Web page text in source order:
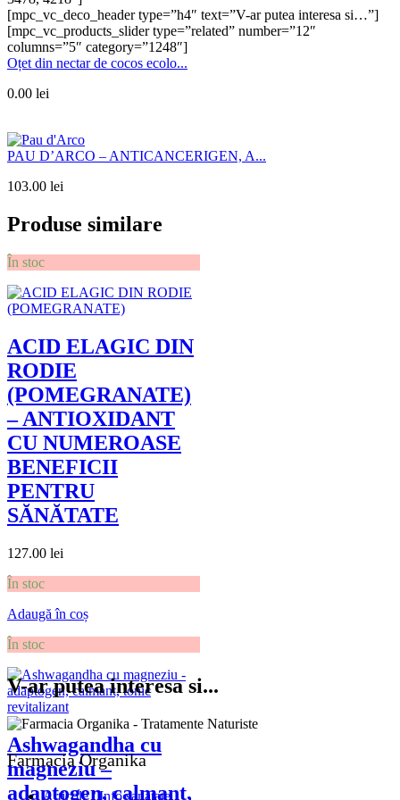
[mpc_vc_deco_header type=”h4″ text=”V-ar putea interesa si…”]
[mpc_vc_products_slider type=”related” number=”12″
columns=”5″ category=”1248″]
Oțet din nectar de cocos ecolo...
0.00 lei
PAU D’ARCO – ANTICANCERIGEN, A...
103.00 lei
Produse similare
În stoc
ACID ELAGIC DIN
RODIE
(POMEGRANATE)
– ANTIOXIDANT
CU NUMEROASE
BENEFICII
PENTRU
SĂNĂTATE
127.00 lei
În stoc
Adaugă în coș
În stoc
Ashwagandha cu
magneziu –
adaptogen, calmant,
V-ar putea interesa si...
Farmacia Organika
Articole / Info sanatate